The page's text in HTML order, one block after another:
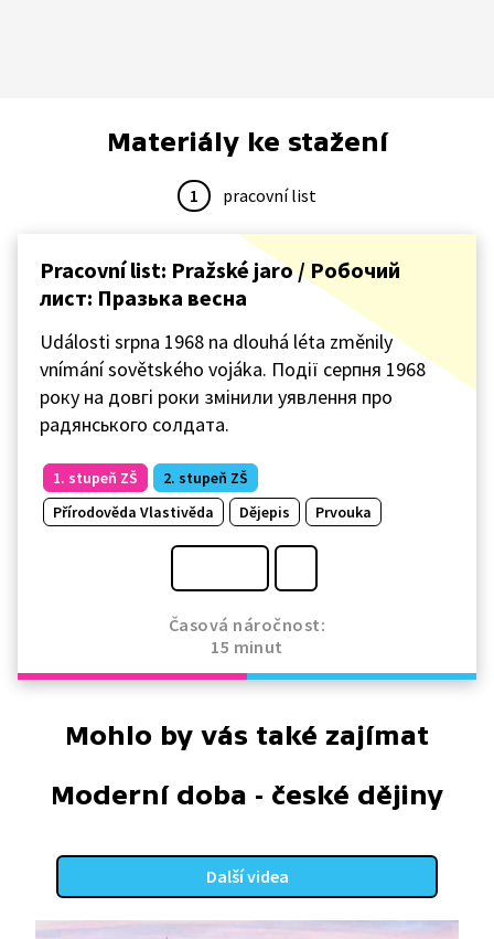
Materiály ke stažení
1 pracovní list
Pracovní list: Pražské jaro / Робочий
лист: Празька весна
Události srpna 1968 na dlouhá léta změnily
vnímání sovětského vojáka. Події серпня 1968
року на довгі роки змінили уявлення про
радянського солдата.
1. stupeň ZŠ
2. stupeň ZŠ
Přírodověda Vlastivěda
Dějepis Prvouka
Časová náročnost:
15 minut
Mohlo by vás také zajímat
Moderní doba - české dějiny
Další videa